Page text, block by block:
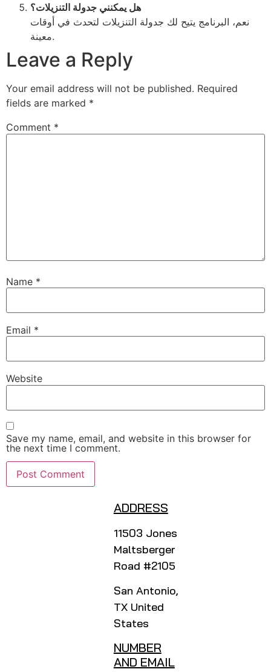
هل يمكنني جدولة التنزيلات؟
نعم، البرنامج يتيح لك جدولة التنزيلات لتحدث في أوقات
معينة.
Leave a Reply
Your email address will not be published. Required
fields are marked *
Comment *
Name *
Email *
Website
Save my name, email, and website in this browser for
the next time I comment.
ADDRESS
11503 Jones
Maltsberger
Road #2105
San Antonio,
TX United
States
NUMBER
AND EMAIL